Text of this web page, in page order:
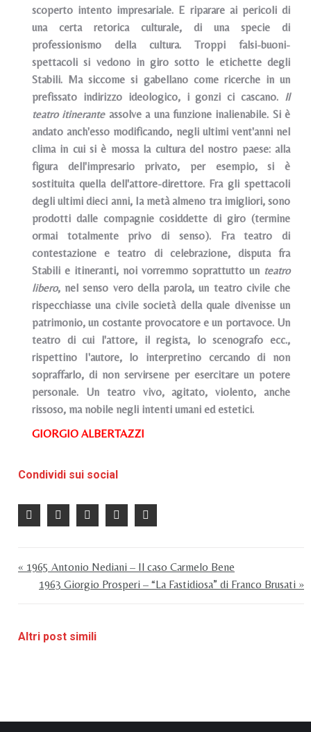
scoperto intento impresariale. E riparare ai pericoli di
una certa retorica culturale, di una specie di
professionismo della cultura. Troppi falsi-buoni-
spettacoli si vedono in giro sotto le etichette degli
Stabili. Ma siccome si gabellano come ricerche in un
prefissato indirizzo ideologico, i gonzi ci cascano. Il
teatro itineranteassolve a una funzione inalienabile. Si è
andato anch'esso modificando, negli ultimi vent'anni nel
clima in cui si è mossa la cultura del nostro paese: alla
figura dell'impresario privato, per esempio, si è
sostituita quella dell'attore-direttore. Fra gli spettacoli
degli ultimi dieci anni, Ia metà almeno tra imigliori, sono
prodotti dalle compagnie cosiddette di giro (termine
ormai totalmente privo di senso). Fra teatro di
contestazione e teatro di celebrazione, disputa fra
Stabili e itineranti, noi vorremmo soprattutto un teatro
libero, nel senso vero della parola, un teatro civile che
rispecchiasse una civile società della quale divenisse un
patrimonio, un costante provocatore e un portavoce. Un
teatro di cui l'attore, il regista, lo scenografo ecc.,
rispettino I'autore, lo interpretino cercando di non
sopraffarlo, di non servirsene per esercitare un potere
personale. Un teatro vivo, agitato, violento, anche
rissoso, ma nobile negli intenti umani ed estetici.
GIORGIO ALBERTAZZI
Condividi sui social
« 1965 Antonio Nediani – Il caso Carmelo Bene
1963 Giorgio Prosperi – “La Fastidiosa” di Franco Brusati »
Altri post simili